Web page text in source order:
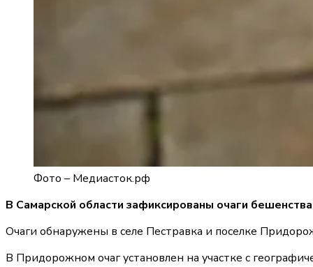
Фото – Медиасток.рф
В Самарской области зафиксированы очаги
Очаги обнаружены в селе Пестравка и поселке
В Придорожном очаг установлен на участке с